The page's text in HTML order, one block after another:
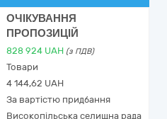
ОЧІКУВАННЯ
ПРОПОЗИЦІЙ
828 924 UAH (з ПДВ)
Товари
4 144,62 UAH
За вартістю придбання
Високопільська селищна рада